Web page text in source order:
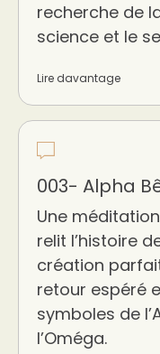
recherche de
science et le
Lire davantage
003- Alpha
Une
relit l’histoire
création
retour espéré
symboles de
l’Oméga.